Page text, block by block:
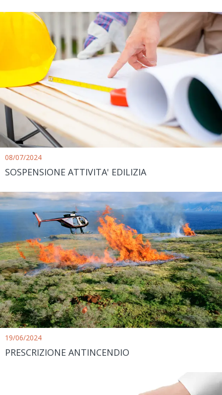
08/07/2024
SOSPENSIONE ATTIVITA' EDILIZIA
19/06/2024
PRESCRIZIONE ANTINCENDIO